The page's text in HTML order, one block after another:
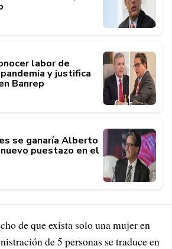
labor de
y justifica
Banrep
se ganaría Alberto
puestazo en el
de que exista solo una mujer en
de 5 personas se traduce en